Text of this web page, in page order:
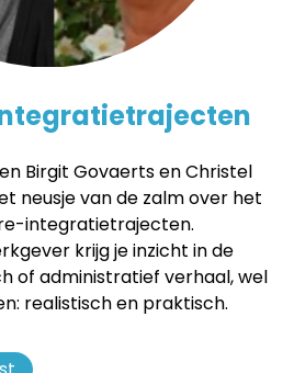
Birgit Govaerts en Christel
neusje van de zalm over het
integratietrajecten.
krijg je inzicht in de
of administratief verhaal, wel
realistisch en praktisch.